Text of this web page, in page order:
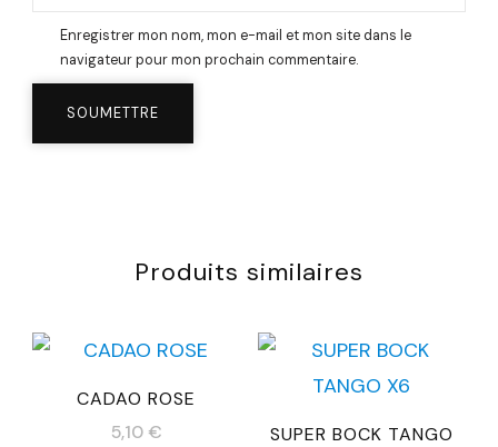
Enregistrer mon nom, mon e-mail et mon site dans le
navigateur pour mon prochain commentaire.
Produits similaires
CADAO ROSE
5,10 €
SUPER BOCK TANGO